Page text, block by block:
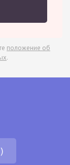
положение об
.